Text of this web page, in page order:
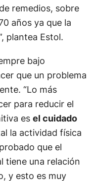
remedios, sobre
años ya que la
plantea Estol.
bajo
que un problema
“Lo más
para reducir el
es el cuidado
la actividad física
que el
tiene una relación
y esto es muy